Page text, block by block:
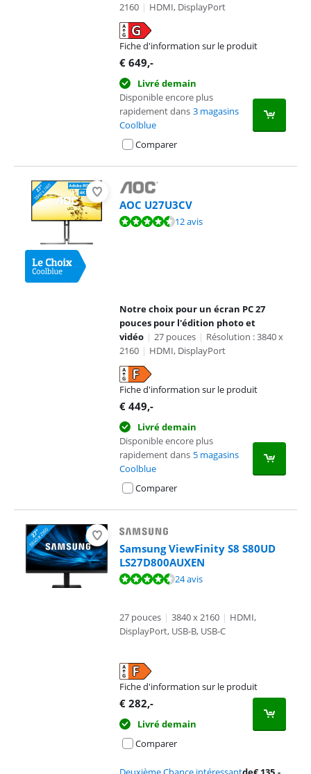
2160 | HDMI, DisplayPort
Fiche d'information sur le produit
s'ouvre dans un nouvel onglet
€ 649,-
Livré demain
Disponible encore plus
rapidement dans 3 magasins
Coolblue
Comparer
AOC U27U3CV
La note est de 8,9 sur 10, basée sur 12 avis.12 avis
Notre choix pour un écran PC 27
pouces pour l'édition photo et
vidéo | 27 pouces | Résolution : 3840 x
2160 | HDMI, DisplayPort
Fiche d'information sur le produit
s'ouvre dans un nouvel onglet
€ 449,-
Livré demain
Disponible encore plus
rapidement dans 5 magasins
Coolblue
Comparer
Samsung ViewFinity S8 S80UD
LS27D800AUXEN
La note est de 9,4 sur 10, basée sur 24 avis.24 avis
27 pouces | 3840 x 2160 | HDMI,
DisplayPort, USB-B, USB-C
Fiche d'information sur le produit
s'ouvre dans un nouvel onglet
€ 282,-
Livré demain
Comparer